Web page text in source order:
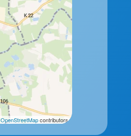
OpenStreetMapcontributors.